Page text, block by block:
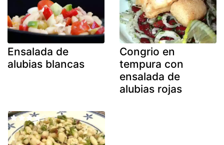
Ensalada de
alubias blancas
Congrio en
tempura con
ensalada de
alubias rojas